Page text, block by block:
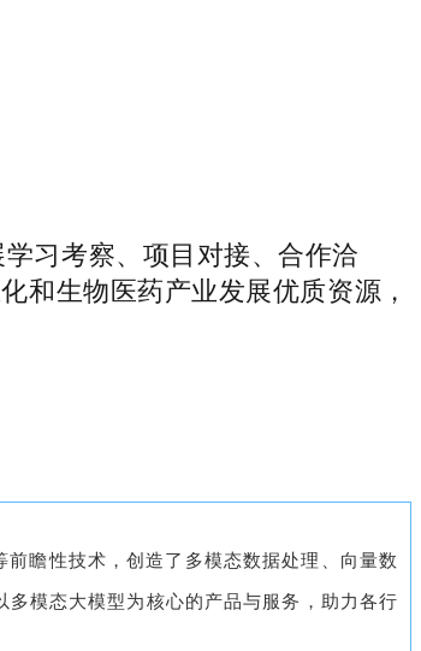
习考察、项目对接、合作洽
和生物医药产业发展优质资源，
瞻性技术，创造了多模态数据处理、向量数
模态大模型为核心的产品与服务，助力各行